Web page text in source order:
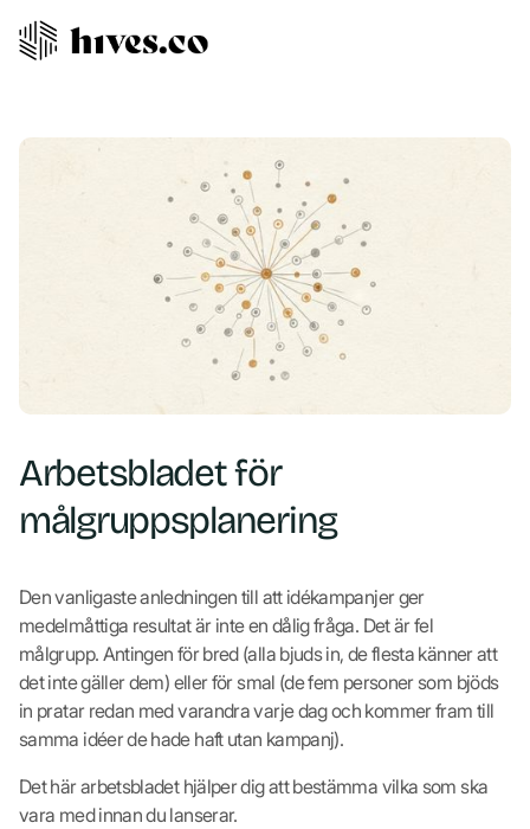
Arbetsbladet för
målgruppsplanering
Den vanligaste anledningen till att idékampanjer ger
medelmåttiga resultat är inte en dålig fråga. Det är fel
målgrupp. Antingen för bred (alla bjuds in, de flesta känner att
det inte gäller dem) eller för smal (de fem personer som bjöds
in pratar redan med varandra varje dag och kommer fram till
samma idéer de hade haft utan kampanj).
Det här arbetsbladet hjälper dig att bestämma vilka som ska
vara med innan du lanserar.